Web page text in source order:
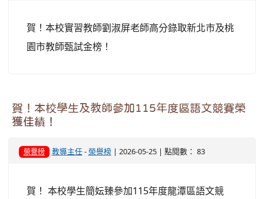
賀！本校實習教師劉淑屏老師高分錄取新北市及桃
園市教師甄試金榜！
賀！本校學生及教師參加115年度區語文競賽榮
獲佳績！
榮譽榜 教導主任-榮譽榜| 2026-05-25 | 點閱數： 83
賀！ 本校學生簡妘臻參加115年度龍潭區語文競